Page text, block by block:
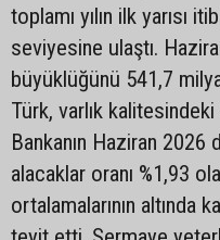
toplamı yılın ilk yarısı
seviyesine ulaştı.
büyüklüğünü 541,7
Türk, varlık
Bankanın Haziran
alacaklar oranı %1,93
ortalamalarının altında